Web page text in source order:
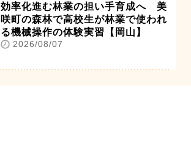
効率化進む林業の担い手育成へ 美
咲町の森林で高校生が林業で使われ
る機械操作の体験実習【岡山】
2026/08/07